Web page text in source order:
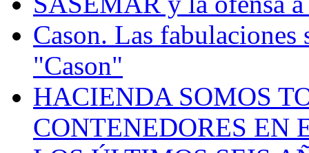
Cason. Las fabulaciones
"Cason"
HACIENDA SOMOS
CONTENEDORES EN